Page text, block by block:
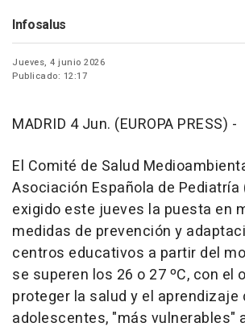
Infosalus
Jueves, 4 junio 2026
Publicado: 12:17
MADRID 4 Jun. (EUROPA PRESS) -
El Comité de Salud
Asociación Española de Pediatría
exigido este jueves la puesta en
medidas de prevención y
centros educativos a partir del
se superen los 26 o 27 ºC, con el
proteger la salud y el aprendizaje
adolescentes, "más vulnerables"